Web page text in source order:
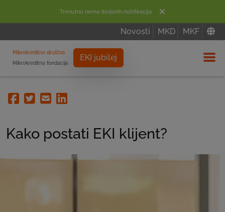
Trenutno nema dodanih notifikacija
Novosti MKD MKF
Mikrokreditno društvo
Mikrokreditna fondacija
EKI jubilej
Facebook
TwitterEmailLinkedin
Kako postati EKI klijent?